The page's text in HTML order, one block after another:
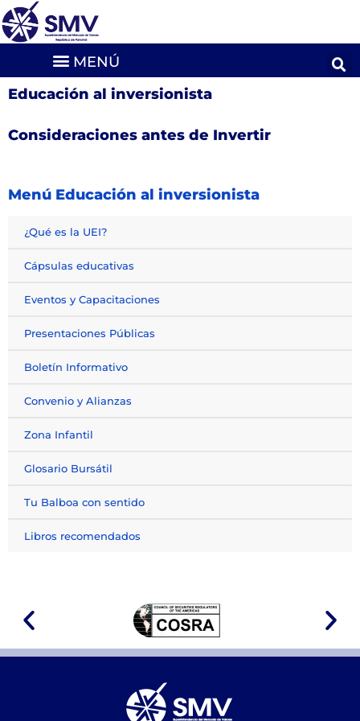
Educación al inversionista
Consideraciones antes de Invertir
Menú Educación al inversionista
¿Qué es la UEI?
Cápsulas educativas
Eventos y Capacitaciones
Presentaciones Públicas
Boletín Informativo
Convenio y Alianzas
Zona Infantil
Glosario Bursátil
Tu Balboa con sentido
Libros recomendados